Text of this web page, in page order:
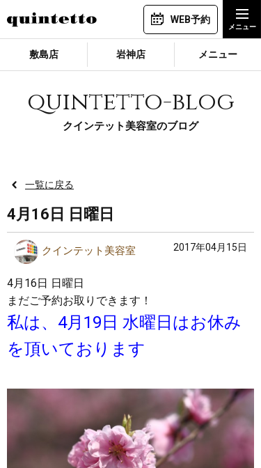
WEB予約
敷島店 岩神店 メニュー
quintetto-blog
クインテット美容室のブログ
一覧に戻る
4月16日 日曜日
クインテット美容室 2017年04月15日
4月16日 日曜日
まだご予約お取りできます！
私は、4月19日 水曜日はお休み
を頂いております